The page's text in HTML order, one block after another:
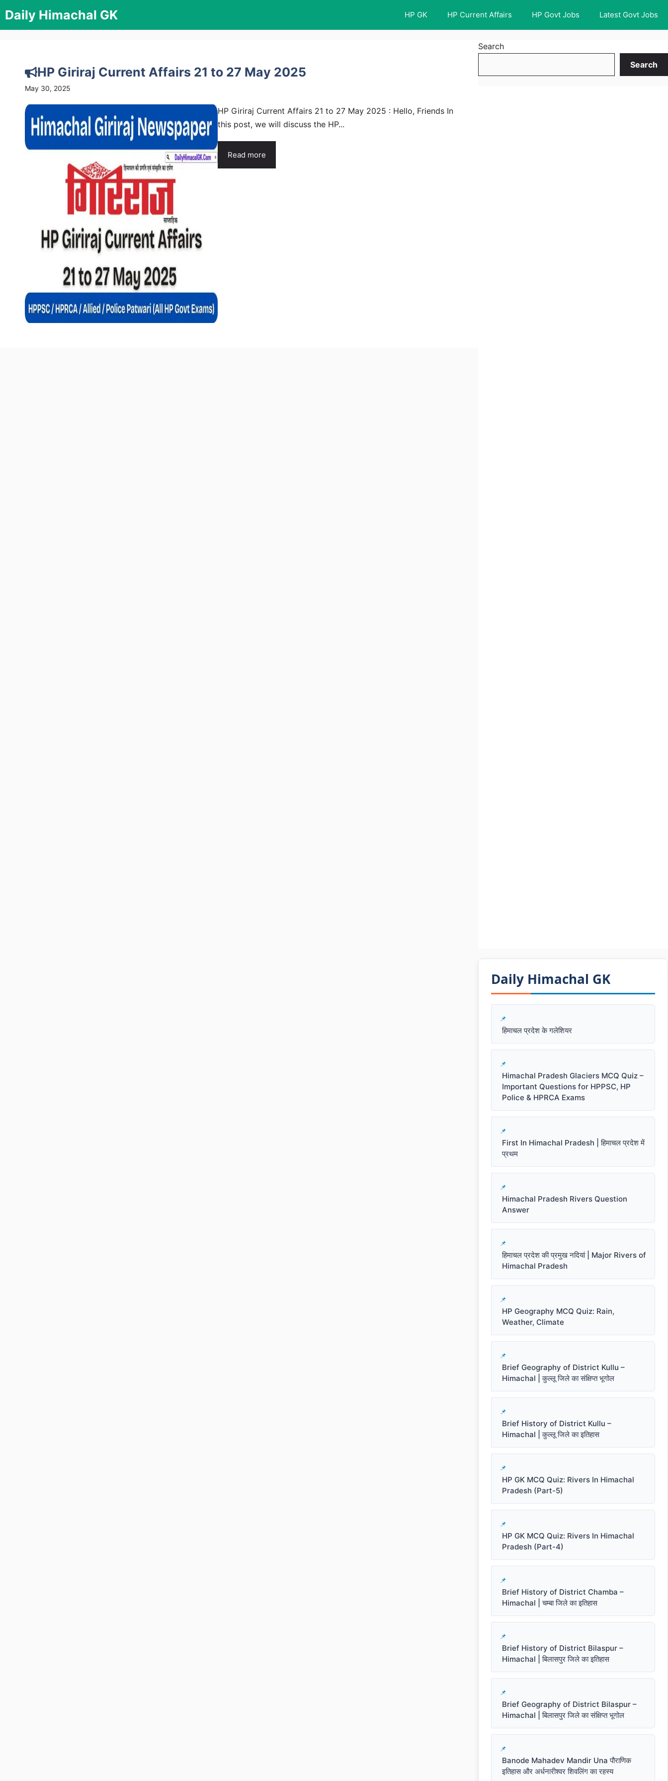
to
content
Daily Himachal GK HP GK HP Current Affairs HP Govt Jobs Latest Govt Jobs
HP Giriraj Current Affairs 21 to 27 May 2025
May 30, 2025
HP Giriraj Current Affairs 21 to 27 May 2025 : Hello, Friends In
this post, we will discuss the HP...
Read more
Search
Search
Daily Himachal GK​​
हिमाचल प्रदेश के गलेशियर
Himachal Pradesh Glaciers MCQ Quiz –
Important Questions for HPPSC, HP
Police & HPRCA Exams
First In Himachal Pradesh | हिमाचल प्रदेश में
प्रथम
Himachal Pradesh Rivers Question
Answer
हिमाचल प्रदेश की प्रमुख नदियां | Major Rivers of
Himachal Pradesh
HP Geography MCQ Quiz: Rain,
Weather, Climate
Brief Geography of District Kullu –
Himachal | कुल्लू जिले का संक्षिप्त भूगोल
Brief History of District Kullu –
Himachal | कुल्लू जिले का इतिहास
HP GK MCQ Quiz: Rivers In Himachal
Pradesh (Part-5)
HP GK MCQ Quiz: Rivers In Himachal
Pradesh (Part-4)
Brief History of District Chamba –
Himachal | चम्बा जिले का इतिहास
Brief History of District Bilaspur –
Himachal | बिलासपुर जिले का इतिहास
Brief Geography of District Bilaspur –
Himachal | बिलासपुर जिले का संक्षिप्त भूगोल
Banode Mahadev Mandir Una पौराणिक
इतिहास और अर्धनारीश्वर शिवलिंग का रहस्य